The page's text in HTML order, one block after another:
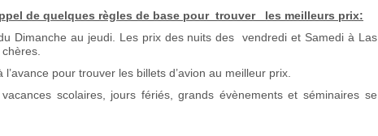
de quelques règles de base pour trouver les meilleurs prix:
Dimanche au jeudi. Les prix des nuits des vendredi et Samedi à Las
pour trouver les billets d’avion au meilleur prix.
scolaires, jours fériés, grands évènements et séminaires se